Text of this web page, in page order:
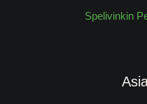
Spelivinkin